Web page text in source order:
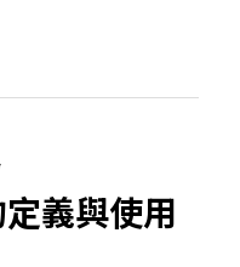
義與使用